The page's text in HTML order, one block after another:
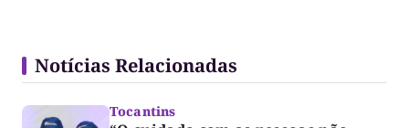
Notícias Relacionadas
Tocantins